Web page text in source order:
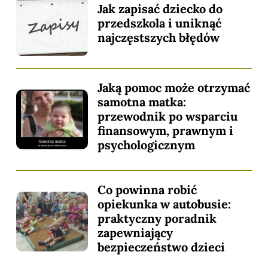
Jak zapisać dziecko do
przedszkola i uniknąć
najczęstszych błędów
Jaką pomoc może otrzymać
samotna matka:
przewodnik po wsparciu
finansowym, prawnym i
psychologicznym
Co powinna robić
opiekunka w autobusie:
praktyczny poradnik
zapewniający
bezpieczeństwo dzieci